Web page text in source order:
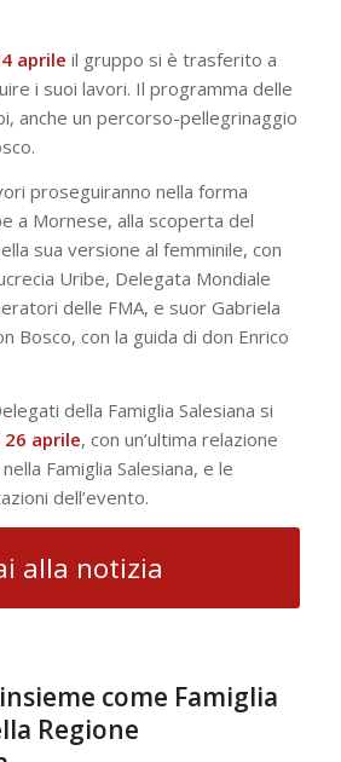
aprile il gruppo si è trasferito a
i suoi lavori. Il programma delle
anche un percorso-pellegrinaggio
proseguiranno nella forma
a Mornese, alla scoperta del
sua versione al femminile, con
Uribe, Delegata Mondiale
delle FMA, e suor Gabriela
Bosco, con la guida di don Enrico
della Famiglia Salesiana si
aprile, con un’ultima relazione
Famiglia Salesiana, e le
dell’evento.
alla notizia
come Famiglia
Regione